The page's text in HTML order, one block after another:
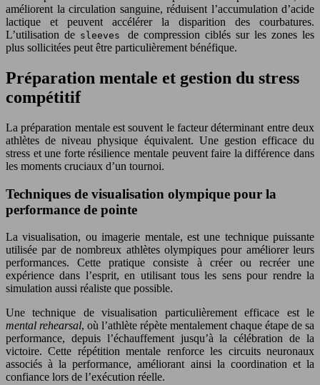
améliorent la circulation sanguine, réduisent l’accumulation d’acide
lactique et peuvent accélérer la disparition des courbatures.
L’utilisation de sleeves de compression ciblés sur les zones les
plus sollicitées peut être particulièrement bénéfique.
Préparation mentale et gestion du stress
compétitif
La préparation mentale est souvent le facteur déterminant entre deux
athlètes de niveau physique équivalent. Une gestion efficace du
stress et une forte résilience mentale peuvent faire la différence dans
les moments cruciaux d’un tournoi.
Techniques de visualisation olympique pour la
performance de pointe
La visualisation, ou imagerie mentale, est une technique puissante
utilisée par de nombreux athlètes olympiques pour améliorer leurs
performances. Cette pratique consiste à créer ou recréer une
expérience dans l’esprit, en utilisant tous les sens pour rendre la
simulation aussi réaliste que possible.
Une technique de visualisation particulièrement efficace est le
mental rehearsal, où l’athlète répète mentalement chaque étape de sa
performance, depuis l’échauffement jusqu’à la célébration de la
victoire. Cette répétition mentale renforce les circuits neuronaux
associés à la performance, améliorant ainsi la coordination et la
confiance lors de l’exécution réelle.